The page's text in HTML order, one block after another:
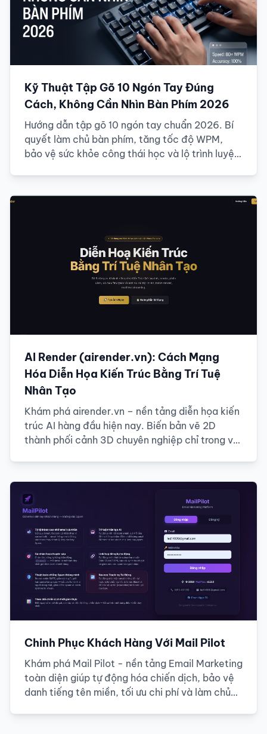
Kỹ Thuật Tập Gõ 10 Ngón Tay Đúng
Cách, Không Cần Nhìn Bàn Phím 2026
Hướng dẫn tập gõ 10 ngón tay chuẩn 2026. Bí
quyết làm chủ bàn phím, tăng tốc độ WPM,
bảo vệ sức khỏe công thái học và lộ trình luyện
AI Render (airender.vn): Cách Mạng
Hóa Diễn Họa Kiến Trúc Bằng Trí Tuệ
Nhân Tạo
Khám phá airender.vn – nền tảng diễn họa kiến
trúc AI hàng đầu hiện nay. Biến bản vẽ 2D
thành phối cảnh 3D chuyên nghiệp chỉ trong vài
Chinh Phục Khách Hàng Với Mail Pilot
Khám phá Mail Pilot - nền tảng Email Marketing
toàn diện giúp tự động hóa chiến dịch, bảo vệ
danh tiếng tên miền, tối ưu chi phí và làm chủ